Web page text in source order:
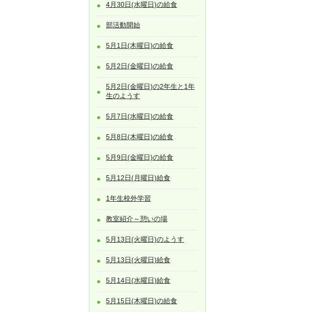
4月30日(水曜日)の給食
部活動開始
5月1日(木曜日)の給食
5月2日(金曜日)の給食
5月2日(金曜日)の2年生と1年
生のようす
5月7日(水曜日)の給食
5月8日(木曜日)の給食
5月9日(金曜日)の給食
5月12日(月曜日)給食
1年生校外学習
教室紹介～憩いの場
5月13日(火曜日)のようす
5月13日(火曜日)給食
5月14日(水曜日)給食
5月15日(木曜日)の給食